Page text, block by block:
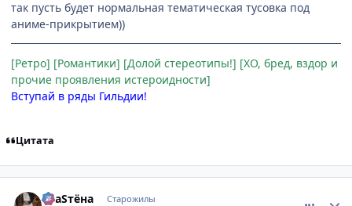
так пусть будет нормальная тематическая тусовка под
аниме-прикрытием))
[Ретро] [Романтики] [Долой стереотипы!] [ХО, бред, вздор и
прочие проявления истероидности]
Вступай в ряды Гильдии!
Цитата
SлаSтёна Старожилы